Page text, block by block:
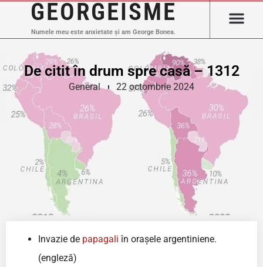
GEORGEISME
Numele meu este anxietate și am George Bonea.
De citit în drum spre casă – 1312
General 22 octombrie 2024
Invazie de papagali în orașele argentiniene.
(engleză)